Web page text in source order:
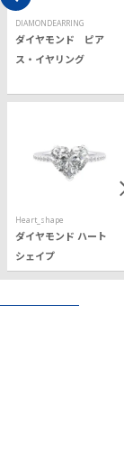
DIAMONDEARRING
ダイヤモンド ピア
ス・イヤリング
Heart_shape
ダイヤモンド ハート
シェイプ